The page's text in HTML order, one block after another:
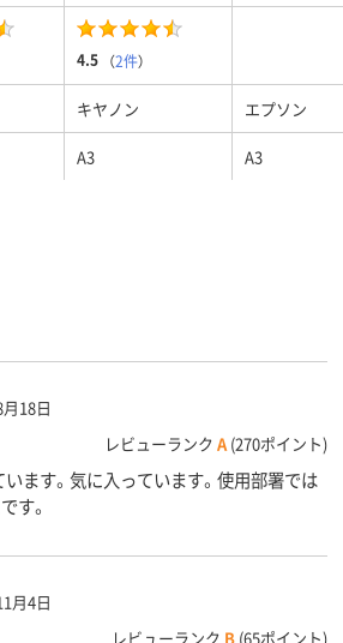
4.5 （2件）
キヤノン エプソン
A3 A3
18日
レビューランク A (270ポイント)
ます。気に入っています。使用部署では
す。
月4日
レビューランク B (65ポイント)